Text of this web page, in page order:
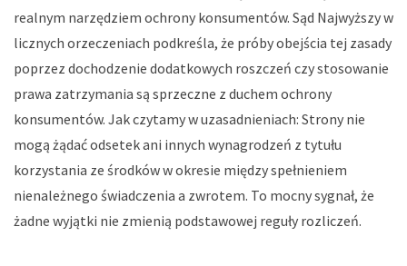
realnym narzędziem ochrony konsumentów. Sąd Najwyższy w
licznych orzeczeniach podkreśla, że próby obejścia tej zasady
poprzez dochodzenie dodatkowych roszczeń czy stosowanie
prawa zatrzymania są sprzeczne z duchem ochrony
konsumentów. Jak czytamy w uzasadnieniach: Strony nie
mogą żądać odsetek ani innych wynagrodzeń z tytułu
korzystania ze środków w okresie między spełnieniem
nienależnego świadczenia a zwrotem. To mocny sygnał, że
żadne wyjątki nie zmienią podstawowej reguły rozliczeń.